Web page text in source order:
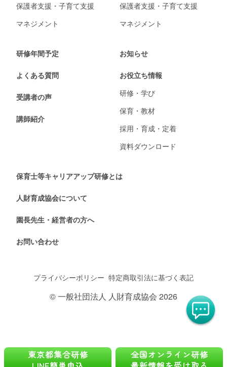
保護者支援・子育て支援
マネジメント
保護者支援・子育て支援
マネジメント
研修年間予定
よくある質問
受講者の声
講師紹介
お知らせ
お役立ち情報
研修・学び
保育・教材
採用・育成・定着
資料ダウンロード
保育士等キャリアアップ研修とは
人財育成協会について
園長先生・経営者の方へ
お問い合わせ
プライバシーポリシー 特定商取引法に基づく表記
© 一般社団法人 人財育成協会 2026
東京都集合研修
全国オンライン研修